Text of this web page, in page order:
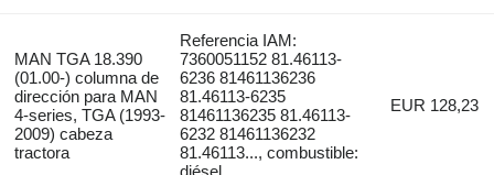
MAN TGA 18.390
(01.00-) columna de
dirección para MAN
4-series, TGA (1993-
2009) cabeza
tractora
Referencia IAM:
7360051152 81.46113-
6236 81461136236
81.46113-6235
81461136235 81.46113-
6232 81461136232
81.46113..., combustible:
diésel
EUR 128,23